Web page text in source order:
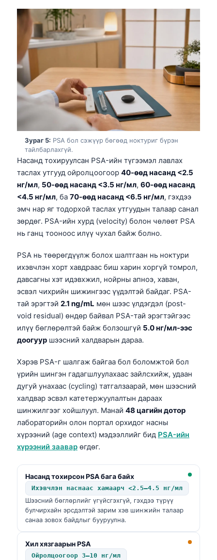
Зураг 5: PSA бол сэжүүр бөгөөд ноктуриг бүрэн
тайлбарлахгүй.
Насанд тохируулсан PSA-ийн түгээмэл лавлах
таслах утгууд ойролцоогоор 40-өөд насанд <2.5
нг/мл, 50-өөд насанд <3.5 нг/мл, 60-өөд насанд
<4.5 нг/мл, ба 70-өөд насанд <6.5 нг/мл, гэхдээ
эмч нар яг тодорхой таслах утгуудын талаар санал
зөрдөг. PSA-ийн хурд (velocity) болон чөлөөт PSA
нь ганц тооноос илүү чухал байж болно.
PSA нь төөрөгдүүлж болох шалтгаан нь ноктури
ихэвчлэн хорт хавдраас биш харин хоргүй томрол,
давсагны хэт идэвхжил, нойрны апноэ, хаван,
эсвэл чихрийн шижингээс үүдэлтэй байдаг. PSA-
тай эрэгтэй 2.1 ng/mL мөн шээс үлдэгдэл (post-
void residual) өндөр байвал PSA-тай эрэгтэйгээс
илүү бөглөрөлтэй байж болзошгүй 5.0 нг/мл-ээс
доогуур шээсний халдварын дараа.
Хэрэв PSA-г шалгаж байгаа бол боломжтой бол
үрийн шингэн гадагшлуулахаас зайлсхийж, удаан
дугуй унахаас (cycling) татгалзаарай, мөн шээсний
халдвар эсвэл катетержуулалтын дараах
шинжилгээг хойшлуул. Манай 48 цагийн дотор
лабораторийн олон портал орхидог насны
хүрээний (age context) мэдээллийг бид PSA-ийн
хүрээний заавар өгдөг.
Насанд тохирсон PSA бага байх
Ихэвчлэн наснаас хамаарч <2.5–4.5 нг/мл
Шээсний бөглөрлийг үгүйсгэхгүй, гэхдээ түрүү
булчирхайн эрсдэлтэй зарим хэв шинжийн талаар
санаа зовох байдлыг бууруулна.
Хил хязгаарын PSA
Ойролцоогоор 3–10 нг/мл
Slovenščina
Shqip
বাংলা
اردو
ગુજરાતી
ಕನ್ನಡ
മലയാളം
Bahasa Melayu
Tiếng Việt
Tagalog
ไทย
ဗမာစာ
ភាសាខ្មែរ
Kiswahili
አማርኛ
O‘zbekcha
Català
Қазақ тілі
Suomi
Slovenčina
සිංහල
অসমীয়া
Latviešu valoda
Македонски јазик
Euskara